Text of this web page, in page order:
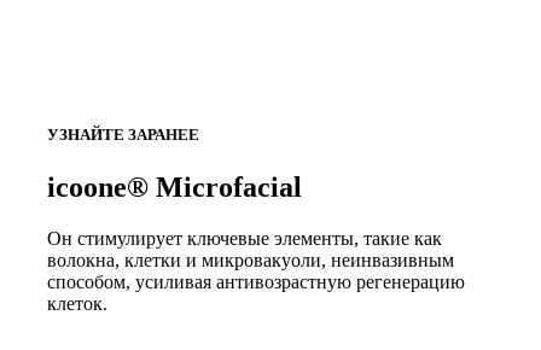
УЗНАЙТЕ ЗАРАНЕЕ
icoone® Microfacial
Он стимулирует ключевые элементы, такие как
волокна, клетки и микровакуоли, неинвазивным
способом, усиливая антивозрастную регенерацию
клеток.